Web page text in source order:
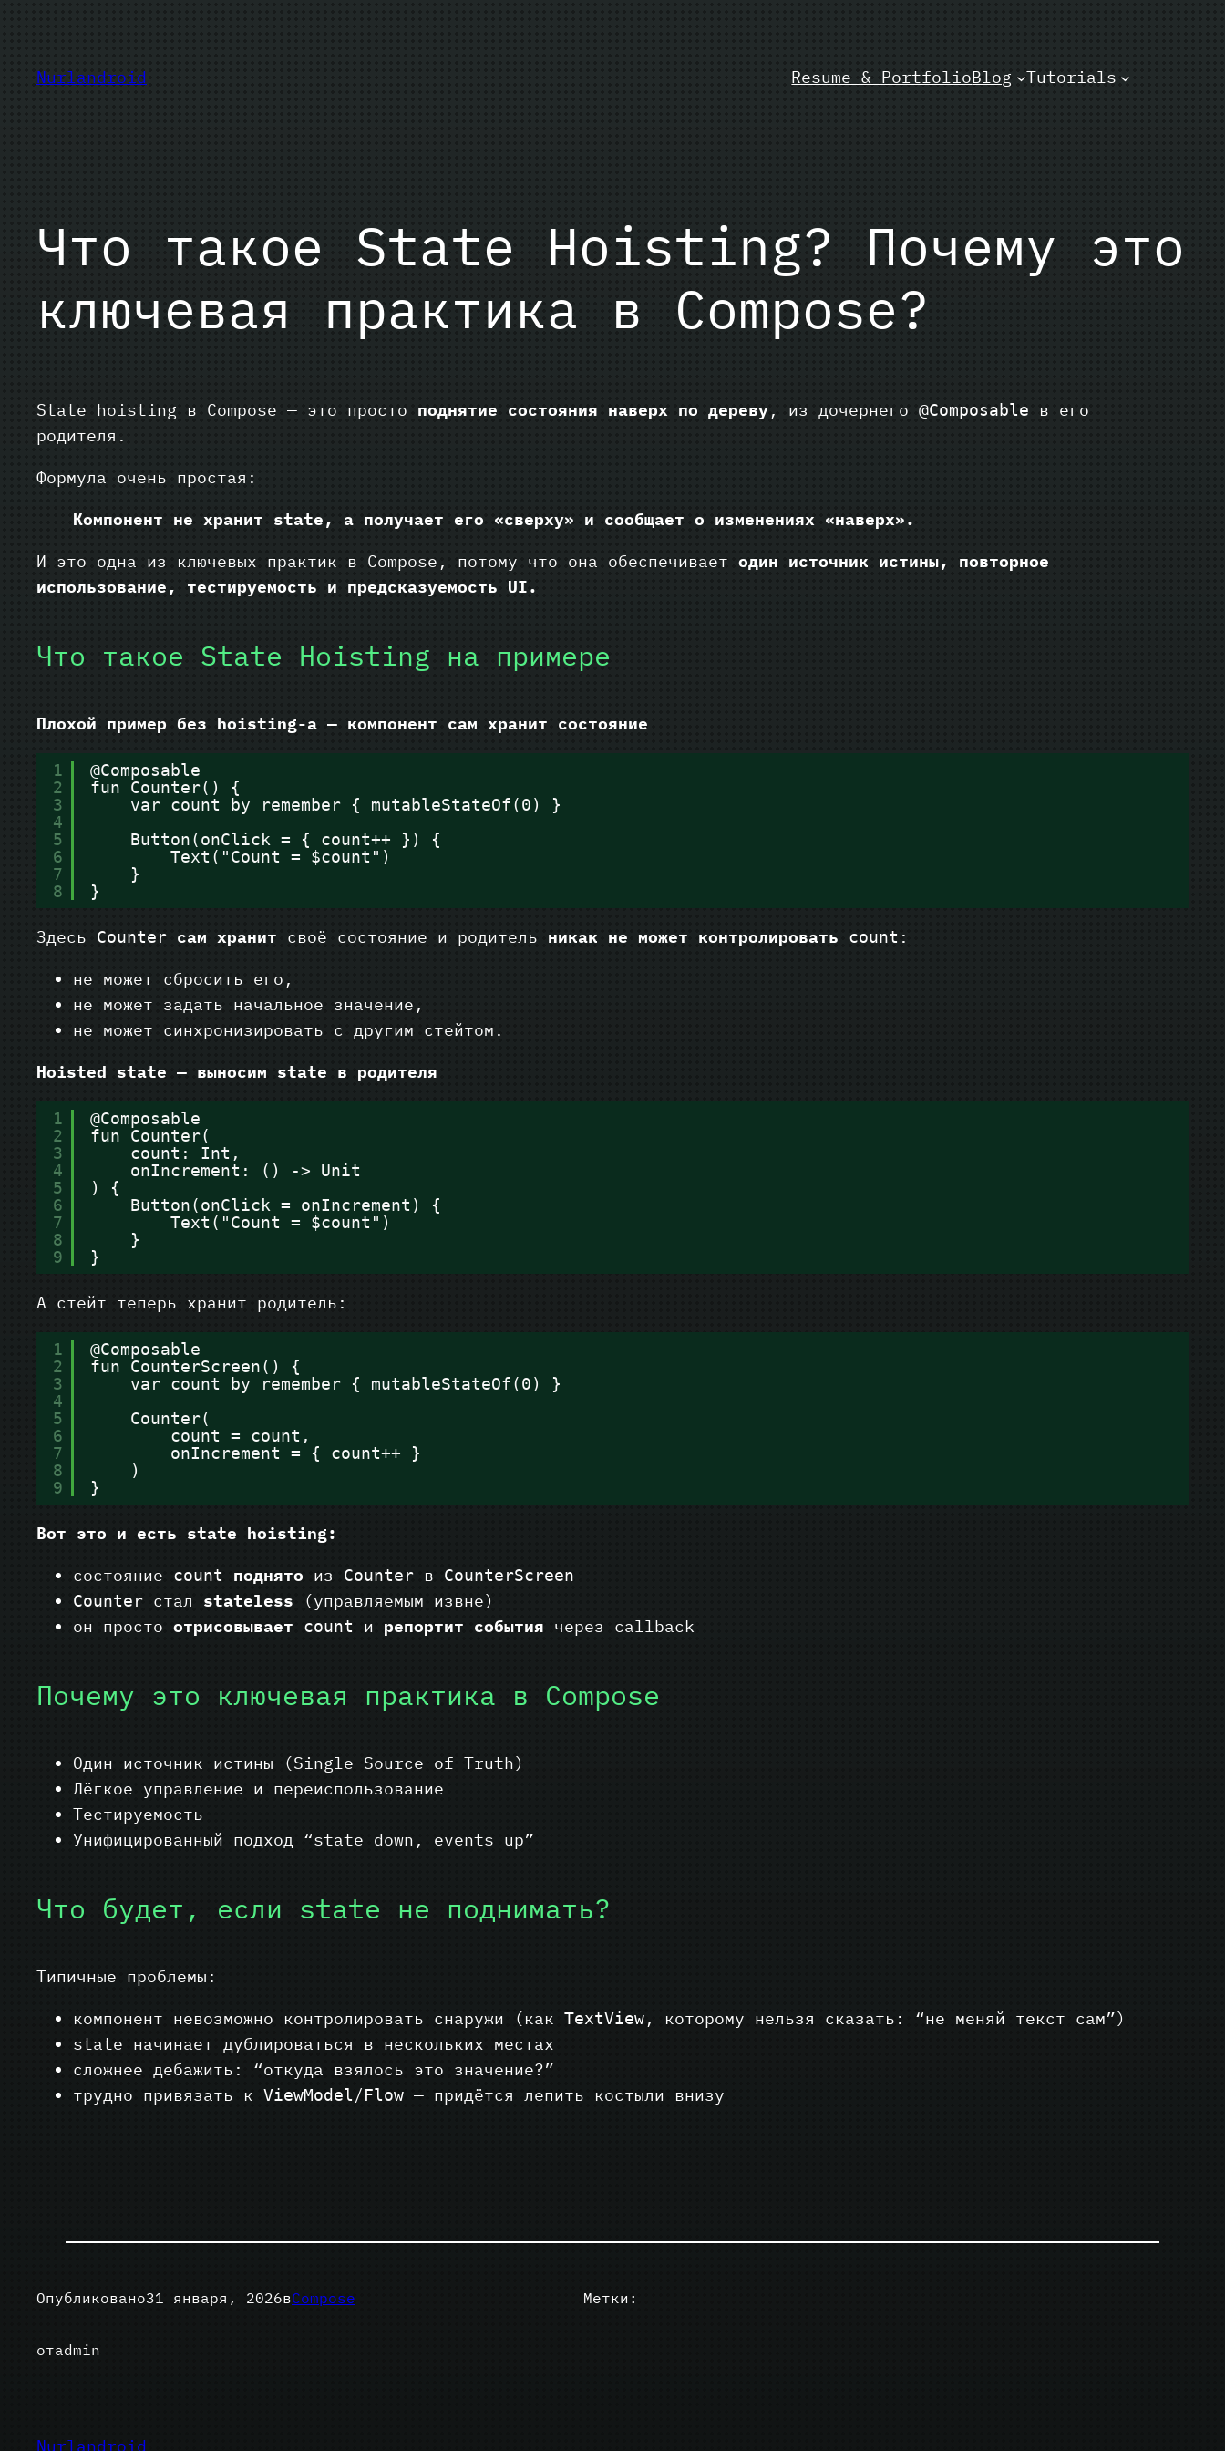
содержимому
Nurlandroid Resume & PortfolioBlog Tutorials
Что такое State Hoisting? Почему это
ключевая практика в Compose?
State hoisting в Compose — это просто поднятие состояния наверх по дереву, из дочернего @Composable в его
родителя.
Формула очень простая:
Компонент не хранит state, а получает его «сверху» и сообщает о изменениях «наверх».
И это одна из ключевых практик в Compose, потому что она обеспечивает один источник истины, повторное
использование, тестируемость и предсказуемость UI.
Что такое State Hoisting на примере
Плохой пример без hoisting-а — компонент сам хранит состояние
1
2
3
4
5
6
7
8
@Composable
fun Counter() {
var count by remember { mutableStateOf(0) }
Button(onClick = { count++ }) {
Text("Count = $count")
}
}
Здесь Counter сам хранит своё состояние и родитель никак не может контролировать count :
не может сбросить его,
не может задать начальное значение,
не может синхронизировать с другим стейтом.
Hoisted state — выносим state в родителя
1
2
3
4
5
6
7
8
9
@Composable
fun Counter(
count: Int,
onIncrement: () -> Unit
) {
Button(onClick = onIncrement) {
Text("Count = $count")
}
}
А стейт теперь хранит родитель:
1
2
3
4
5
6
7
8
9
@Composable
fun CounterScreen() {
var count by remember { mutableStateOf(0) }
Counter(
count = count,
onIncrement = { count++ }
)
}
Вот это и есть state hoisting:
состояние count поднято из Counter в CounterScreen
Counter стал stateless (управляемым извне)
он просто отрисовывает count и репортит события через callback
Почему это ключевая практика в Compose
Один источник истины (Single Source of Truth)
Лёгкое управление и переиспользование
Тестируемость
Унифицированный подход “state down, events up”
Что будет, если state не поднимать?
Типичные проблемы:
компонент невозможно контролировать снаружи (как TextView, которому нельзя сказать: “не меняй текст сам”)
state начинает дублироваться в нескольких местах
сложнее дебажить: “откуда взялось это значение?”
трудно привязать к ViewModel /Flow — придётся лепить костыли внизу
Опубликовано31 января, 2026вCompose
отadmin
Метки:
Nurlandroid